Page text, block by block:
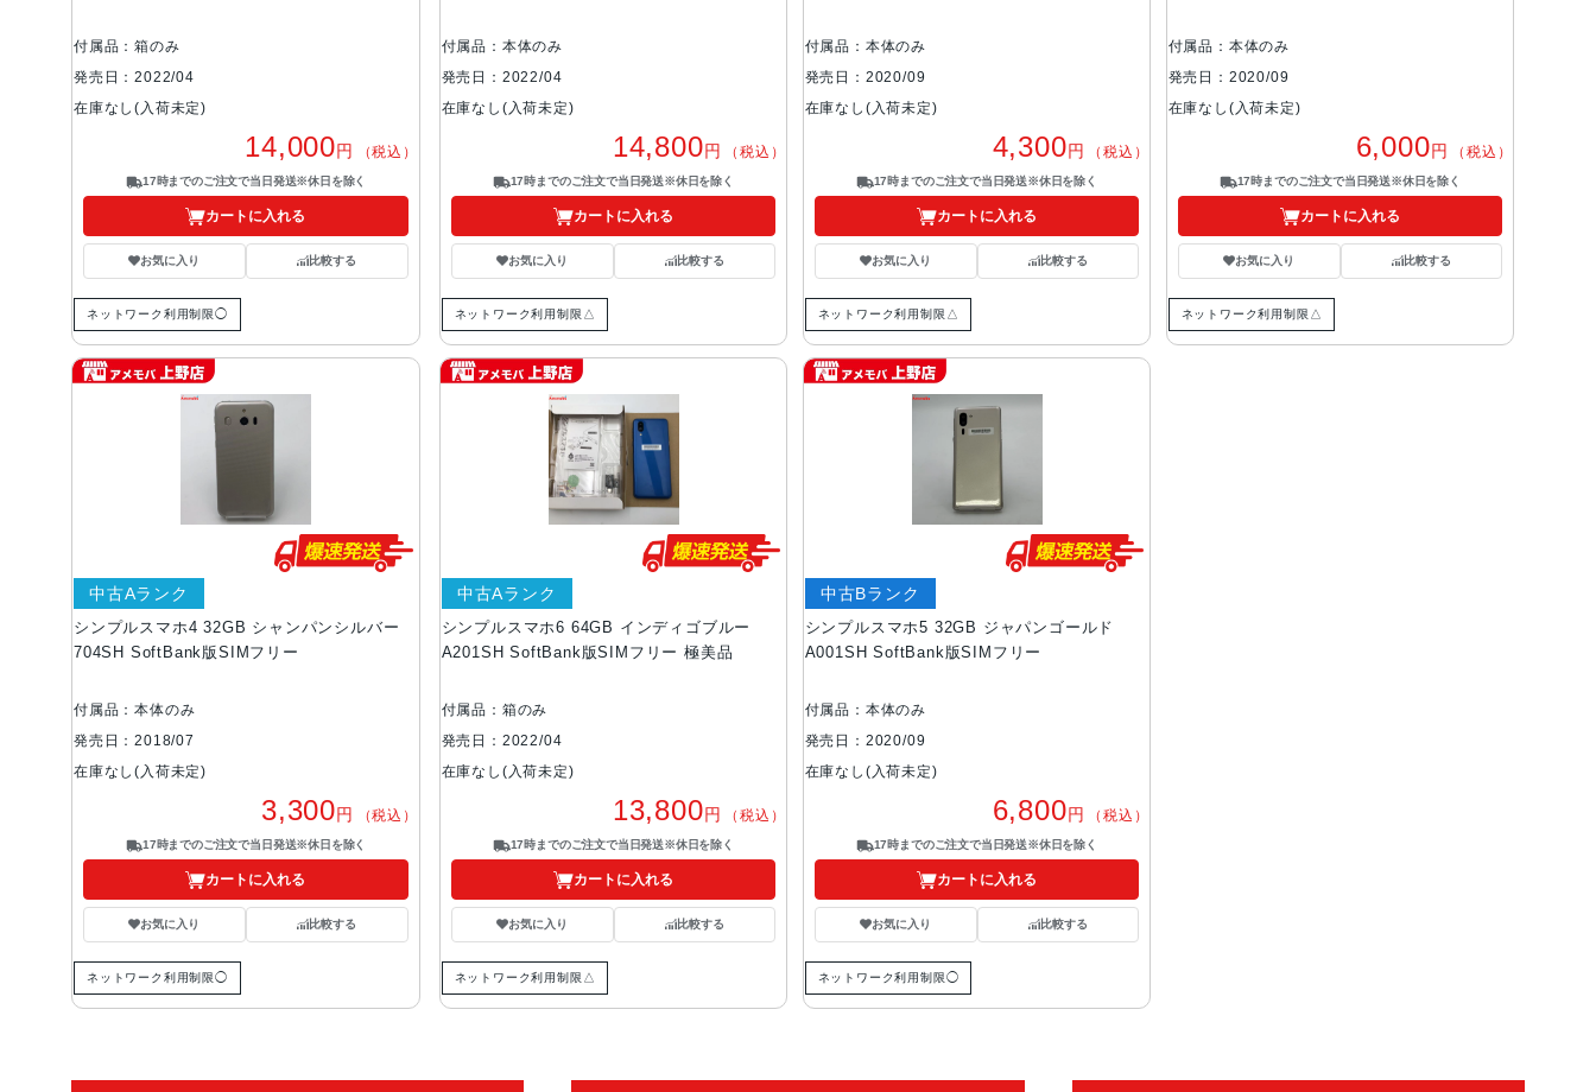
付属品：箱のみ
発売日：2022/04
在庫なし(入荷未定)
14,000円 （税込）
17時までのご注文で当日発送※休日を除く
カートに入れる
お気に入り 比較する
ネットワーク利用制限◯
付属品：本体のみ
発売日：2022/04
在庫なし(入荷未定)
14,800円 （税込）
17時までのご注文で当日発送※休日を除く
カートに入れる
お気に入り 比較する
ネットワーク利用制限△
付属品：本体のみ
発売日：2020/09
在庫なし(入荷未定)
4,300円 （税込）
17時までのご注文で当日発送※休日を除く
カートに入れる
お気に入り 比較する
ネットワーク利用制限△
付属品：本体のみ
発売日：2020/09
在庫なし(入荷未定)
6,000円 （税込）
17時までのご注文で当日発送※休日を除く
カートに入れる
お気に入り 比較する
ネットワーク利用制限△
シンプルスマホ4 32GB シャンパンシルバー
704SH SoftBank版SIMフリー
中古Aランク
付属品：本体のみ
発売日：2018/07
在庫なし(入荷未定)
3,300円 （税込）
17時までのご注文で当日発送※休日を除く
カートに入れる
お気に入り 比較する
ネットワーク利用制限◯
シンプルスマホ6 64GB インディゴブルー
A201SH SoftBank版SIMフリー 極美品
中古Aランク
付属品：箱のみ
発売日：2022/04
在庫なし(入荷未定)
13,800円 （税込）
17時までのご注文で当日発送※休日を除く
カートに入れる
お気に入り 比較する
ネットワーク利用制限△
シンプルスマホ5 32GB ジャパンゴールド
A001SH SoftBank版SIMフリー
中古Bランク
付属品：本体のみ
発売日：2020/09
在庫なし(入荷未定)
6,800円 （税込）
17時までのご注文で当日発送※休日を除く
カートに入れる
お気に入り 比較する
ネットワーク利用制限◯